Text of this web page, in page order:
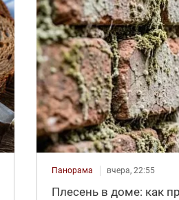
Панорама вчера, 22:55
Плесень в доме: как